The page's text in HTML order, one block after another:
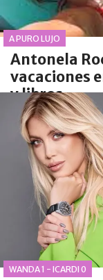
A PURO LUJO
Antonela
vacaciones
y libros
WANDA 1 - ICARDI 0